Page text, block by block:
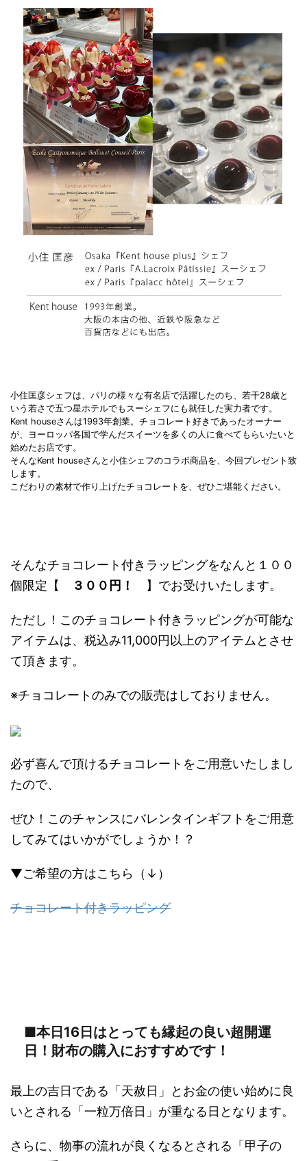
小住匡彦シェフは、パリの様々な有名店で活躍したのち、若干28歳と
いう若さで五つ星ホテルでもスーシェフにも就任した実力者です。
Kent houseさんは1993年創業。チョコレート好きであったオーナー
が、ヨーロッパ各国で学んだスイーツを多くの人に食べてもらいたいと
始めたお店です。
そんなKent houseさんと小住シェフのコラボ商品を、今回プレゼント致
します。
こだわりの素材で作り上げたチョコレートを、ぜひご堪能ください。
そんなチョコレート付きラッピングをなんと１００
個限定【
３００円！ 】でお受けいたします。
ただし！このチョコレート付きラッピングが可能な
アイテムは、税込み11,000円以上のアイテムとさせ
て頂きます。
※チョコレートのみでの販売はしておりません。
必ず喜んで頂けるチョコレートをご用意いたしまし
たので、
ぜひ！このチャンスにバレンタインギフトをご用意
してみてはいかがでしょうか！？
▼ご希望の方はこちら（↓）
チョコレート付きラッピング
■本日16日はとっても縁起の良い超開運
日！財布の購入におすすめです！
最上の吉日である「天赦日」とお金の使い始めに良
いとされる「一粒万倍日」が重なる日となります。
さらに、物事の流れが良くなるとされる「甲子の